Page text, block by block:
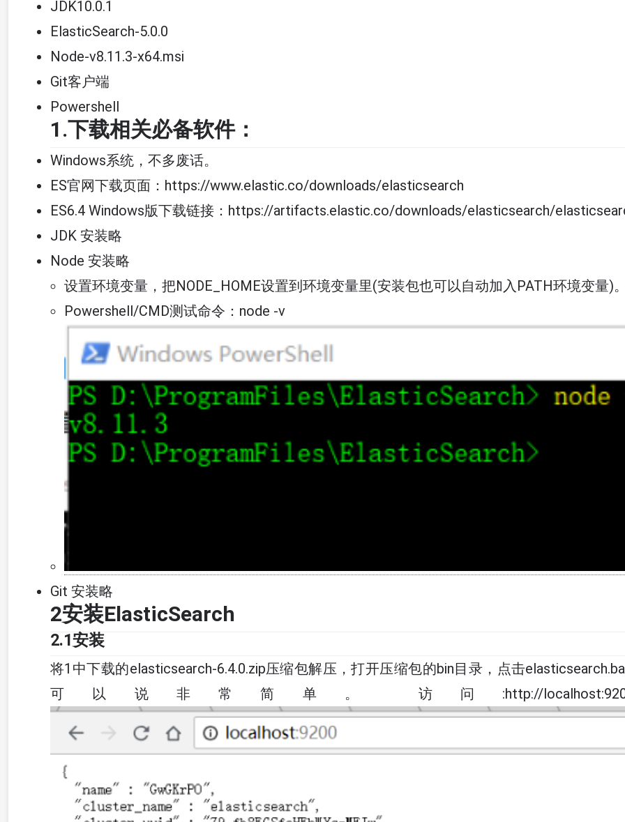
JDK10.0.1
ElasticSearch-5.0.0
Node-v8.11.3-x64.msi
Git客户端
Powershell
1.下载相关必备软件：
Windows系统，不多废话。
ES官网下载页面：https://www.elastic.co/downloads/elasticsearch
ES6.4 Windows版下载链接：https://artifacts.elastic.co/downloads/elasticsearch/
JDK 安装略
Node 安装略
设置环境变量，把NODE_HOME设置到环境变量里(安装包也可以自动加入PATH环境变量)
Powershell/CMD测试命令：node -v
Git 安装略
2安装ElasticSearch
2.1安装
将1中下载的elasticsearch-6.4.0.zip压缩包解压，打开压缩包的bin目录，点击
可以说非常简单。 访问:http://